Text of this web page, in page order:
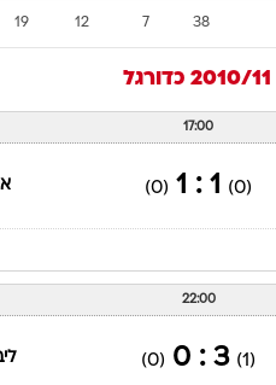
38
7
12
19
כדורגל
17:00
(0)
1 : 1
(0)
22:00
(1)
3 : 0
(0)